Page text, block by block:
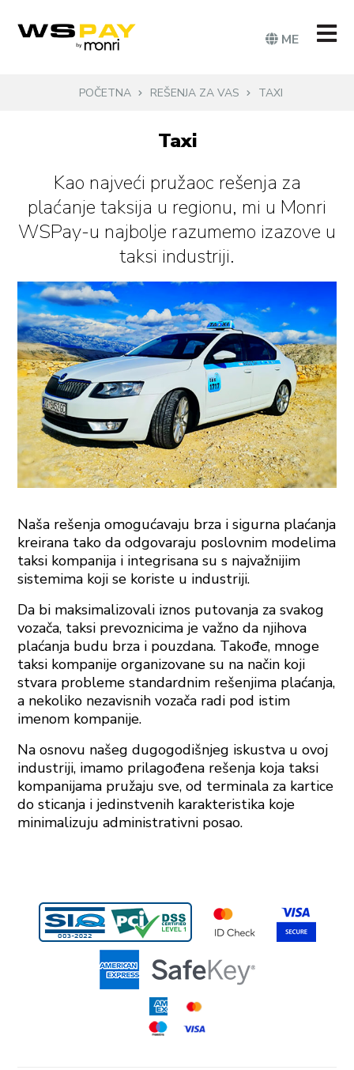
ME
POČETNA REŠENJA ZA VAS TAXI
Taxi
Kao najveći pružaoc rešenja za
plaćanje taksija u regionu, mi u Monri
WSPay-u najbolje razumemo izazove u
taksi industriji.
Naša rešenja omogućavaju brza i sigurna plaćanja
kreirana tako da odgovaraju poslovnim modelima
taksi kompanija i integrisana su s najvažnijim
sistemima koji se koriste u industriji.
Da bi maksimalizovali iznos putovanja za svakog
vozača, taksi prevoznicima je važno da njihova
plaćanja budu brza i pouzdana. Takođe, mnoge
taksi kompanije organizovane su na način koji
stvara probleme standardnim rešenjima plaćanja,
a nekoliko nezavisnih vozača radi pod istim
imenom kompanije.
Na osnovu našeg dugogodišnjeg iskustva u ovoj
industriji, imamo prilagođena rešenja koja taksi
kompanijama pružaju sve, od terminala za kartice
do sticanja i jedinstvenih karakteristika koje
minimalizuju administrativni posao.